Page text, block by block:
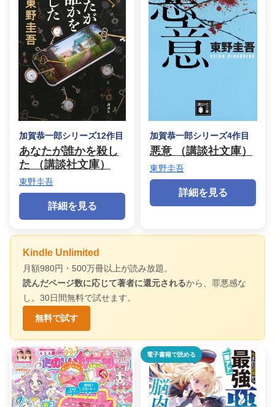
加賀恭一郎シリーズ12作目
あなたが誰かを殺し
た （講談社文庫）
東野圭吾
詳細を見る
加賀恭一郎シリーズ4作目
悪意 （講談社文庫）
東野圭吾
詳細を見る
Kindle Unlimited
月額980円・500万冊以上が読み放題。
読んだページ数に応じて著者に還元されるから、罪悪感な
し。30日間無料で試せます。
無料で試す
電子書籍で読める